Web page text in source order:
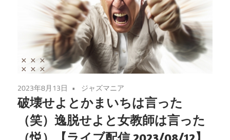
2023年8月13日 ジャズマニア
破壊せよとかまいちは言った
（笑）逸脱せよと女教師は言った